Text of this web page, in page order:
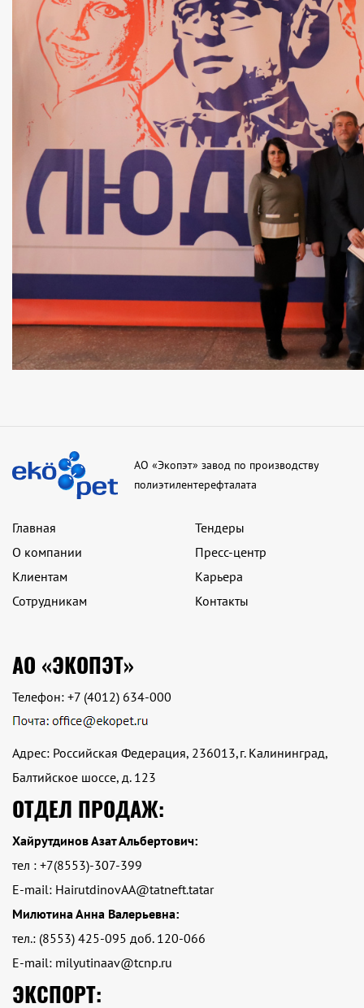
АО «Экопэт» завод по производству
полиэтилентерефталата
Главная
О компании
Клиентам
Сотрудникам
Тендеры
Пресс-центр
Карьера
Контакты
АО «ЭКОПЭТ»
Телефон: +7 (4012) 634-000
Адрес: Российская Федерация, 236013,г. Калининград,
Балтийское шоссе, д. 123
ОТДЕЛ ПРОДАЖ:
Хайрутдинов Азат Альбертович:
тел : +7(8553)-307-399
E-mail: HairutdinovAA@tatneft.tatar
Милютина Анна Валерьевна:
тел.: (8553) 425-095 доб. 120-066
E-mail: milyutinaav@tcnp.ru
ЭКСПОРТ: